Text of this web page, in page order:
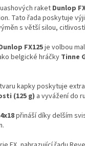
raket Dunlop
Tato řada poskytuje
s větší silou,
FX125je volbou
belgické hráčky Tinne
kapky poskytuje
(125 g) a vyvážení do
přináší díky delším